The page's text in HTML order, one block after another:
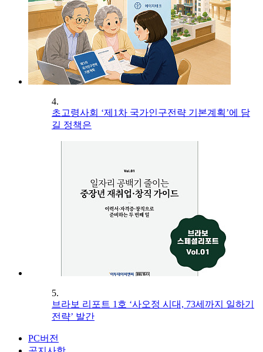
4.
초고령사회 ‘제1차 국가인구전략 기본계획’에 담
길 정책은
5.
브라보 리포트 1호 ‘사오정 시대, 73세까지 일하기
전략’ 발간
PC버전